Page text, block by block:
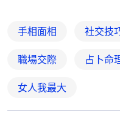
手相面相 社交技
職場交際 占卜命
女人我最大